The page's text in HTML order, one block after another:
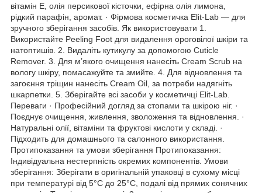
вітамін Е, олія персикової кісточки, ефірна олія лимона,
рідкий парафін, аромат. · Фірмова косметичка Elit-Lab — для
зручного зберігання засобів. Як використовувати 1.
Використайте Peeling Foot для видалення ороговілої шкіри та
натоптишів. 2. Видаліть кутикулу за допомогою Cuticle
Remover. 3. Для м’якого очищення нанесіть Cream Scrub на
вологу шкіру, помасажуйте та змийте. 4. Для відновлення та
загоєння тріщин нанесіть Cream Oil, за потреби надягніть
шкарпетки. 5. Зберігайте всі засоби у косметичці Elit-Lab.
Переваги · Професійний догляд за стопами та шкірою ніг. ·
Поєднує очищення, живлення, зволоження та відновлення. ·
Натуральні олії, вітаміни та фруктові кислоти у складі. ·
Підходить для домашнього та салонного використання.
Протипоказання та умови зберігання Протипоказання:
Індивідуальна нестерпність окремих компонентів. Умови
зберігання: Зберігати в оригінальній упаковці в сухому місці
при температурі від 5°C до 25°C, подалі від прямих сонячних